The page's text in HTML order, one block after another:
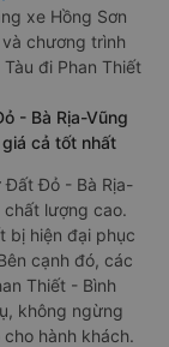
xe Hồng Sơn
chương trình
đi Phan Thiết
- Bà Rịa-Vũng
cả tốt nhất
Đất Đỏ - Bà Rịa-
lượng cao.
bị hiện đại phục
cạnh đó, các
Thiết - Bình
không ngừng
hành khách.